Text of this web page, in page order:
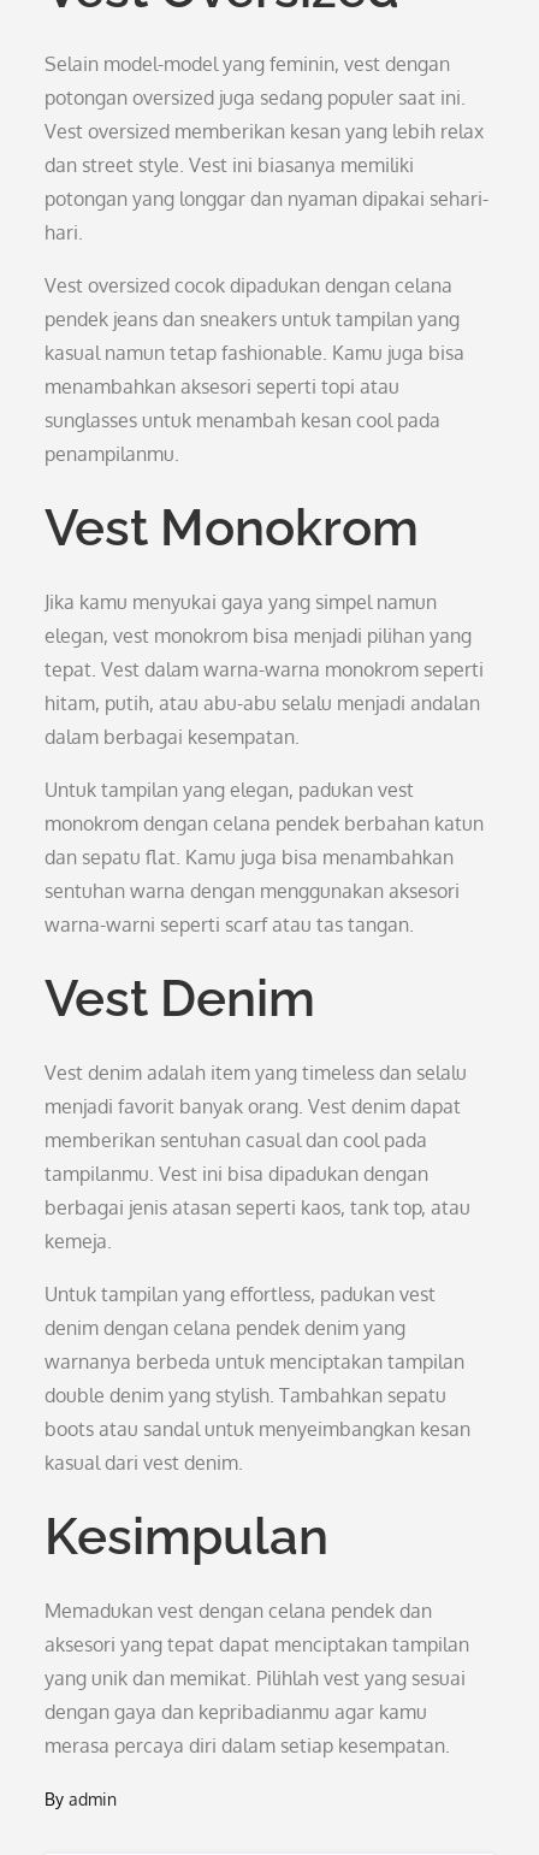
Selain model-model yang feminin, vest dengan
potongan oversized juga sedang populer saat ini.
Vest oversized memberikan kesan yang lebih relax
dan street style. Vest ini biasanya memiliki
potongan yang longgar dan nyaman dipakai sehari-
hari.
Vest oversized cocok dipadukan dengan celana
pendek jeans dan sneakers untuk tampilan yang
kasual namun tetap fashionable. Kamu juga bisa
menambahkan aksesori seperti topi atau
sunglasses untuk menambah kesan cool pada
penampilanmu.
Vest Monokrom
Jika kamu menyukai gaya yang simpel namun
elegan, vest monokrom bisa menjadi pilihan yang
tepat. Vest dalam warna-warna monokrom seperti
hitam, putih, atau abu-abu selalu menjadi andalan
dalam berbagai kesempatan.
Untuk tampilan yang elegan, padukan vest
monokrom dengan celana pendek berbahan katun
dan sepatu flat. Kamu juga bisa menambahkan
sentuhan warna dengan menggunakan aksesori
warna-warni seperti scarf atau tas tangan.
Vest Denim
Vest denim adalah item yang timeless dan selalu
menjadi favorit banyak orang. Vest denim dapat
memberikan sentuhan casual dan cool pada
tampilanmu. Vest ini bisa dipadukan dengan
berbagai jenis atasan seperti kaos, tank top, atau
kemeja.
Untuk tampilan yang effortless, padukan vest
denim dengan celana pendek denim yang
warnanya berbeda untuk menciptakan tampilan
double denim yang stylish. Tambahkan sepatu
boots atau sandal untuk menyeimbangkan kesan
kasual dari vest denim.
Kesimpulan
Memadukan vest dengan celana pendek dan
aksesori yang tepat dapat menciptakan tampilan
yang unik dan memikat. Pilihlah vest yang sesuai
dengan gaya dan kepribadianmu agar kamu
merasa percaya diri dalam setiap kesempatan.
Byadmin